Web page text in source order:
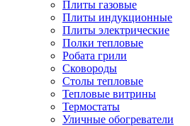
Плиты газовые
Плиты индукционные
Плиты электрические
Полки тепловые
Робата грили
Сковороды
Столы тепловые
Тепловые витрины
Термостаты
Уличные обогреватели